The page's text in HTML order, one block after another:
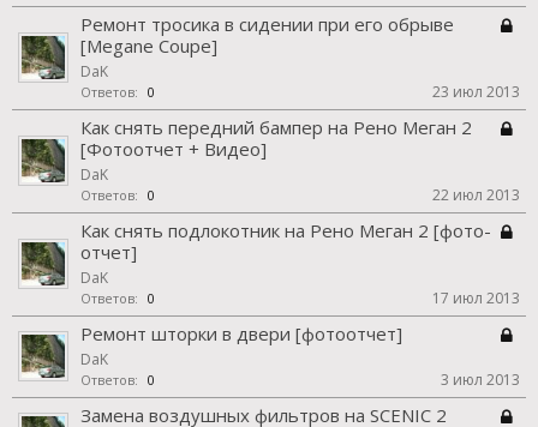
Ремонт тросика в сидении при его обрыве
[Megane Coupe]
DaK
Ответов: 0 23 июл 2013
Как снять передний бампер на Рено Меган 2
[Фотоотчет + Видео]
DaK
Ответов: 0 22 июл 2013
Как снять подлокотник на Рено Меган 2 [фото-
отчет]
DaK
Ответов: 0 17 июл 2013
Ремонт шторки в двери [фотоотчет]
DaK
Ответов: 0 3 июл 2013
Замена воздушных фильтров на SCENIC 2